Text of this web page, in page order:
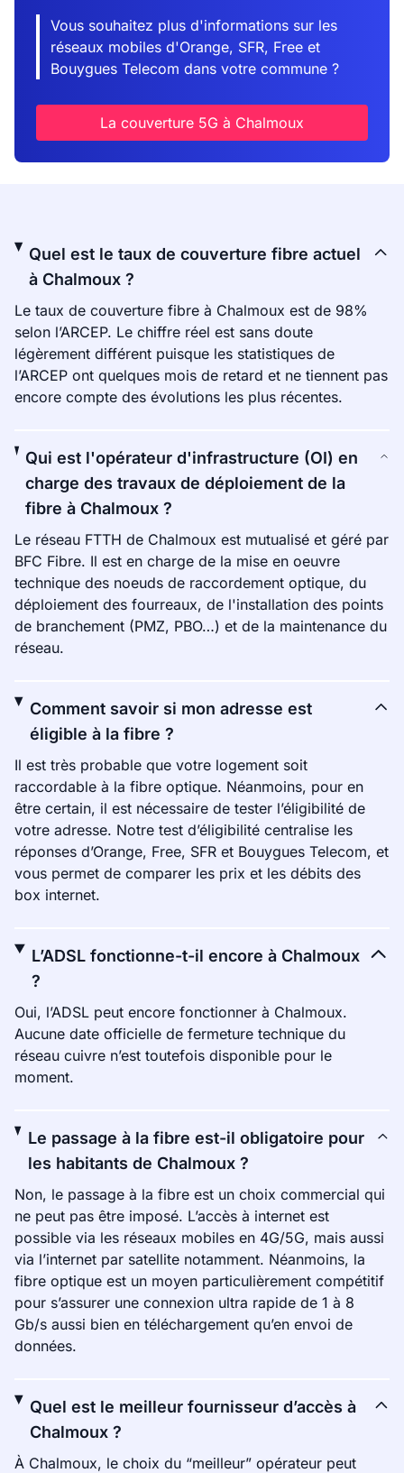
Vous souhaitez plus d'informations sur les
réseaux mobiles d'Orange, SFR, Free et
Bouygues Telecom dans votre commune ?
La couverture 5G à Chalmoux
Quel est le taux de couverture fibre actuel
à Chalmoux ?
Le taux de couverture fibre à Chalmoux est de 98%
selon l’ARCEP. Le chiffre réel est sans doute
légèrement différent puisque les statistiques de
l’ARCEP ont quelques mois de retard et ne tiennent pas
encore compte des évolutions les plus récentes.
Qui est l'opérateur d'infrastructure (OI) en
charge des travaux de déploiement de la
fibre à Chalmoux ?
Le réseau FTTH de Chalmoux est mutualisé et géré par
BFC Fibre. Il est en charge de la mise en oeuvre
technique des noeuds de raccordement optique, du
déploiement des fourreaux, de l'installation des points
de branchement (PMZ, PBO…) et de la maintenance du
réseau.
Comment savoir si mon adresse est
éligible à la fibre ?
Il est très probable que votre logement soit
raccordable à la fibre optique. Néanmoins, pour en
être certain, il est nécessaire de tester l’éligibilité de
votre adresse. Notre test d’éligibilité centralise les
réponses d’Orange, Free, SFR et Bouygues Telecom, et
vous permet de comparer les prix et les débits des
box internet.
L’ADSL fonctionne-t-il encore à Chalmoux
?
Oui, l’ADSL peut encore fonctionner à Chalmoux.
Aucune date officielle de fermeture technique du
réseau cuivre n’est toutefois disponible pour le
moment.
Le passage à la fibre est-il obligatoire pour
les habitants de Chalmoux ?
Non, le passage à la fibre est un choix commercial qui
ne peut pas être imposé. L’accès à internet est
possible via les réseaux mobiles en 4G/5G, mais aussi
via l’internet par satellite notamment. Néanmoins, la
fibre optique est un moyen particulièrement compétitif
pour s’assurer une connexion ultra rapide de 1 à 8
Gb/s aussi bien en téléchargement qu’en envoi de
données.
Quel est le meilleur fournisseur d’accès à
Chalmoux ?
À Chalmoux, le choix du “meilleur” opérateur peut